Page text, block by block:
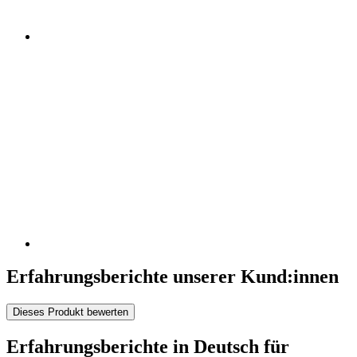
Erfahrungsberichte unserer Kund:innen
Dieses Produkt bewerten
Erfahrungsberichte in Deutsch für